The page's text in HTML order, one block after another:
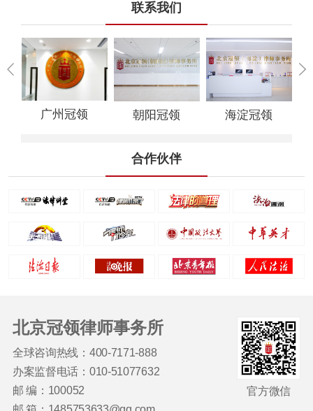
联系我们
广州冠领 朝阳冠领 海淀冠领
合作伙伴
北京冠领律师事务所
全球咨询热线：400-7171-888
办案监督电话：010-51077632
邮 编：100052
官方微信